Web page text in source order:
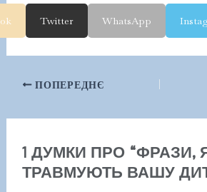
Twitter WhatsApp
Навігація
запису
ПОПЕРЕДНЄ
1 ДУМКИ ПРО “ФРАЗИ,
ТРАВМУЮТЬ ВАШУ